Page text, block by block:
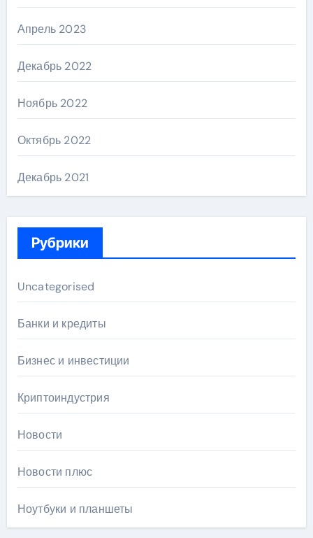
Апрель 2023
Декабрь 2022
Ноябрь 2022
Октябрь 2022
Декабрь 2021
Рубрики
Uncategorised
Банки и кредиты
Бизнес и инвестиции
Криптоиндустрия
Новости
Новости плюс
Ноутбуки и планшеты